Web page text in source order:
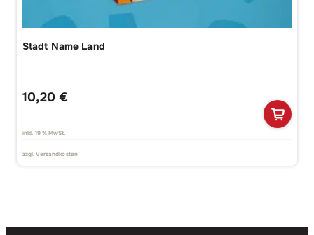
Stadt Name Land
10,20 €
inkl. 19 % MwSt.
zzgl. Versandkosten